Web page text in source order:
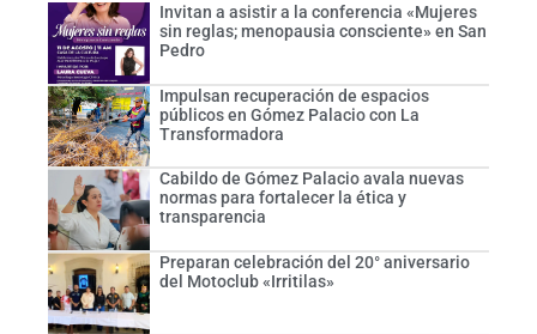
Invitan a asistir a la conferencia «Mujeres
sin reglas; menopausia consciente» en San
Pedro
Impulsan recuperación de espacios
públicos en Gómez Palacio con La
Transformadora
Cabildo de Gómez Palacio avala nuevas
normas para fortalecer la ética y
transparencia
Preparan celebración del 20° aniversario
del Motoclub «Irritilas»